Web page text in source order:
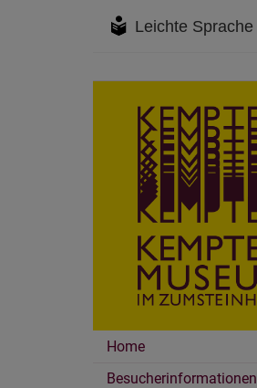
Leichte Sprache
Home
Besucherinformationen